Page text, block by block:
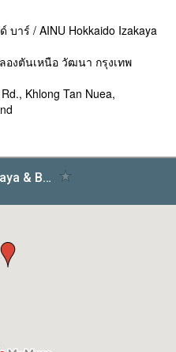
าร์ / AINU Hokkaido Izakaya
งตันเหนือ วัฒนา กรุงเทพ
Khlong Tan Nuea,